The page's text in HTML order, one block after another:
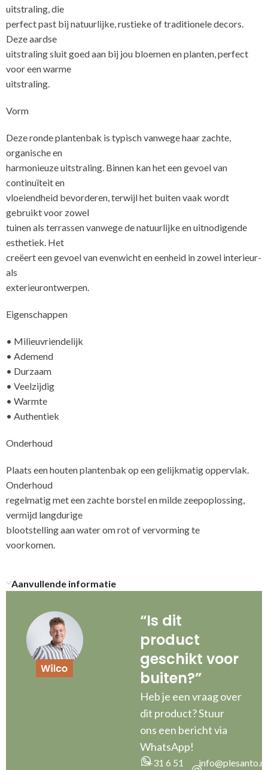
uitstraling, die
perfect past bij natuurlijke, rustieke of traditionele decors.
Deze aardse
uitstraling sluit goed aan bij jou bloemen en planten, perfect
voor een warme
uitstraling.
Vorm
Deze ronde plantenbak is typisch vanwege haar zachte,
organische en
harmonieuze uitstraling. Binnen kan het een gevoel van
continuïteit en
vloeiendheid bevorderen, terwijl het buiten vaak wordt
gebruikt voor zowel
tuinen als terrassen vanwege de natuurlijke en uitnodigende
esthetiek. Het
creëert een gevoel van evenwicht en eenheid in zowel interieur-
als
Eigenschappen
• Milieuvriendelijk
• Ademend
• Durzaam
• Veelzijdig
• Warmte
• Authentiek
Onderhoud
Plaats een houten plantenbak op een gelijkmatig oppervlak.
Onderhoud
regelmatig met een zachte borstel en milde zeepoplossing,
vermijd langdurige
blootstelling aan water om rot of vervorming te
Aanvullende informatie
“Is dit
product
geschikt voor
buiten?”
Heb je een vraag over
dit product? Stuur
ons een bericht via
WhatsApp!
+31 6 51 info@plesanto.nl